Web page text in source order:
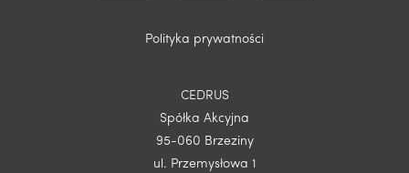
Polityka prywatności
CEDRUS
Spółka Akcyjna
95-060 Brzeziny
ul. Przemysłowa 1